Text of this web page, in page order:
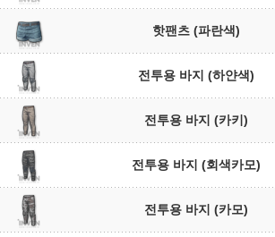
핫팬츠 (파란색)
전투용 바지 (하얀색)
전투용 바지 (카키)
전투용 바지 (회색카모)
전투용 바지 (카모)